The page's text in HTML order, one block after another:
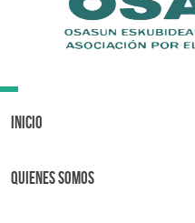
Toggle
Inicio
Quienes Somos